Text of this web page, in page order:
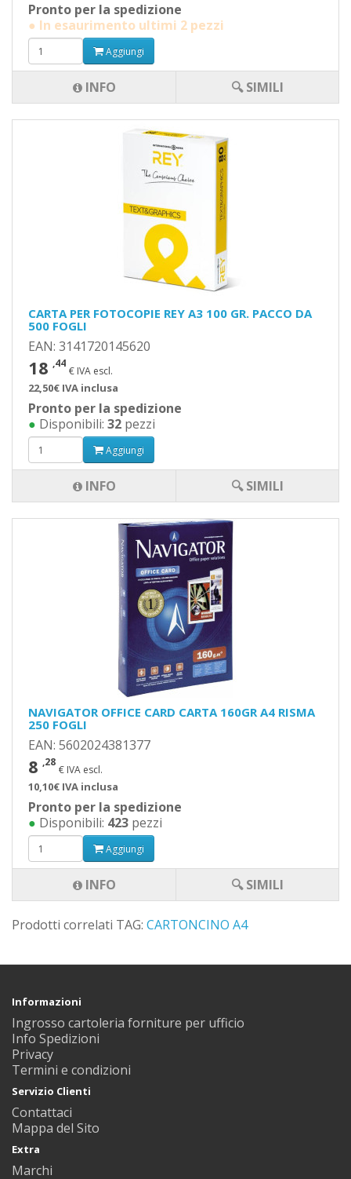
NAVIGATOR OFFICE CARD CARTA 160GR A4 RISMA
250 FOGLI
EAN: 5602024381377
8 ,28
€ IVA escl.
10,10€ IVA inclusa
Pronto per la spedizione
● Disponibili: 423 pezzi
Aggiungi
INFO 🔍 SIMILI
Pronto per la spedizione
● In esaurimento ultimi 2 pezzi
Aggiungi
INFO 🔍 SIMILI
CARTA PER FOTOCOPIE REY A3 100 GR. PACCO DA
500 FOGLI
EAN: 3141720145620
18 ,44
€ IVA escl.
22,50€ IVA inclusa
Pronto per la spedizione
● Disponibili: 32 pezzi
Aggiungi
INFO 🔍 SIMILI
Prodotti correlati TAG: CARTONCINO A4
Informazioni
Ingrosso cartoleria forniture per ufficio
Info Spedizioni
Privacy
Termini e condizioni
Servizio Clienti
Contattaci
Mappa del Sito
Extra
Marchi